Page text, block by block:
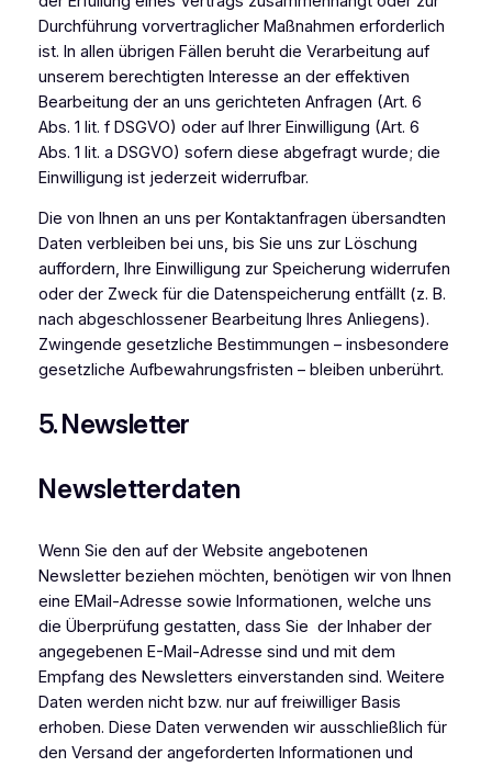
Durchführung vorvertraglicher Maßnahmen erforderlich
ist. In allen übrigen Fällen beruht die Verarbeitung auf
unserem berechtigten Interesse an der effektiven
Bearbeitung der an uns gerichteten Anfragen (Art. 6
Abs. 1 lit. f DSGVO) oder auf Ihrer Einwilligung (Art. 6
Abs. 1 lit. a DSGVO) sofern diese abgefragt wurde; die
Einwilligung ist jederzeit widerrufbar.
Die von Ihnen an uns per Kontaktanfragen übersandten
Daten verbleiben bei uns, bis Sie uns zur Löschung
auffordern, Ihre Einwilligung zur Speicherung widerrufen
oder der Zweck für die Datenspeicherung entfällt (z. B.
nach abgeschlossener Bearbeitung Ihres Anliegens).
Zwingende gesetzliche Bestimmungen – insbesondere
gesetzliche Aufbewahrungsfristen – bleiben unberührt.
5. Newsletter
Newsletterdaten
Wenn Sie den auf der Website angebotenen
Newsletter beziehen möchten, benötigen wir von Ihnen
eine EMail-Adresse sowie Informationen, welche uns
die Überprüfung gestatten, dass Sie der Inhaber der
angegebenen E-Mail-Adresse sind und mit dem
Empfang des Newsletters einverstanden sind. Weitere
Daten werden nicht bzw. nur auf freiwilliger Basis
erhoben. Diese Daten verwenden wir ausschließlich für
den Versand der angeforderten Informationen und